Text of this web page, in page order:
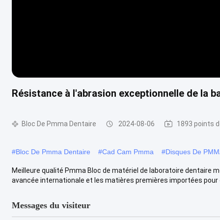
Résistance à l'abrasion exceptionnelle de la
Bloc De Pmma Dentaire 2024-08-06 1893 points
#Bloc De Pmma Dentaire #Cad Cam Pmma #Disques De
Meilleure qualité Pmma Bloc de matériel de laboratoire dentaire
avancée internationale et les matières premières importées pour
Messages du visiteur